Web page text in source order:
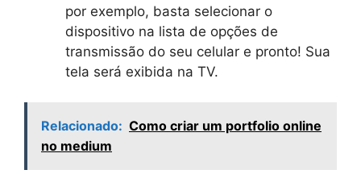
por exemplo, basta selecionar o
dispositivo na lista de opções de
transmissão do seu celular e pronto! Sua
tela será exibida na TV.
Relacionado: Como criar um portfolio online
no medium